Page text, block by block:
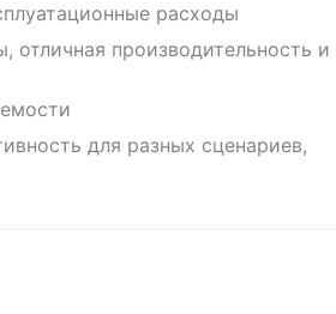
расходы
отличная производительность и
для разных сценариев,